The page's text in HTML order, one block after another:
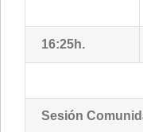
16:25h.
Sesión